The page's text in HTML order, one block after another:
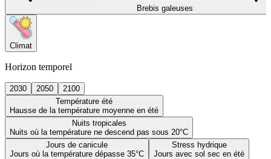
Brebis galeuses
Climat
Horizon temporel
2030 2050
2100
Température été
Hausse de la température moyenne en été
Nuits tropicales
Nuits où la température ne descend pas sous 20°C
Jours de canicule
Jours où la température dépasse 35°C
Stress hydrique
Jours avec sol sec en été